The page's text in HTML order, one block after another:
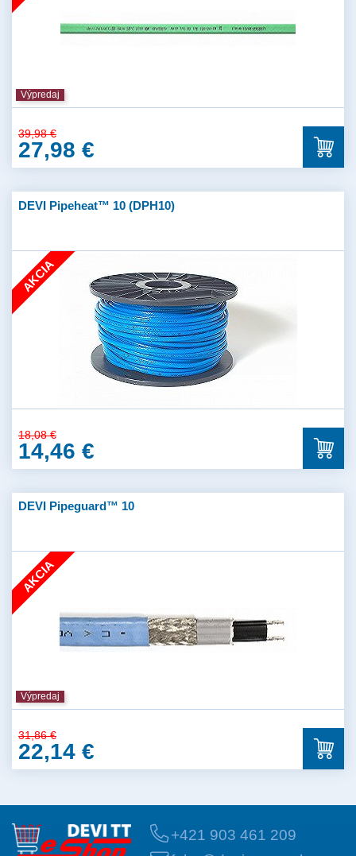
Výpredaj
39,98 €
27,98 €
DEVI Pipeheat™ 10 (DPH10)
AKCIA
18,08 €
14,46 €
DEVI Pipeguard™ 10
Výpredaj
AKCIA
31,86 €
22,14 €
+421 903 461 209